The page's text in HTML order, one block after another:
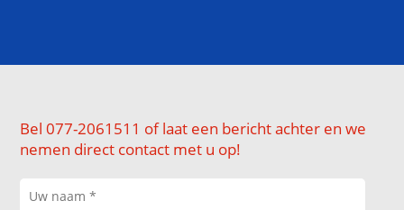
Bel 077-2061511 of laat een bericht achter en we
nemen direct contact met u op!